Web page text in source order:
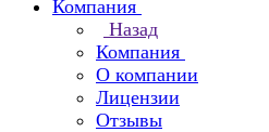
Компания
Назад
Компания
О компании
Лицензии
Отзывы